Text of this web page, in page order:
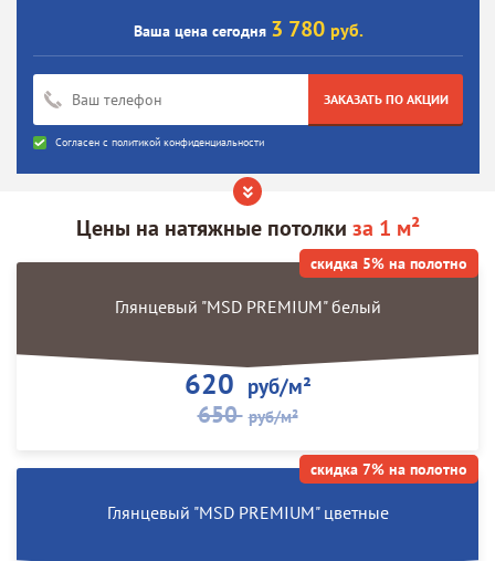
Ваша цена сегодня 3 780 руб.
ЗАКАЗАТЬ ПО АКЦИИ
Согласен с политикой конфиденциальности
Цены на натяжные потолки за 1 м²
Глянцевый "MSD PREMIUM" белый
620 руб/м²
650 руб/м²
скидка 5% на полотно
Глянцевый "MSD PREMIUM" цветные
скидка 7% на полотно